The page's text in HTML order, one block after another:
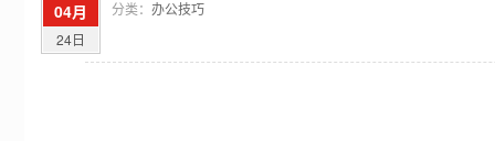
04月
24日
分类： 办公技巧